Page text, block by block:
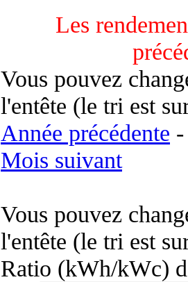
Les
Vous pouvez
l'entête (le tri est
Année précédente -
Mois suivant
Vous pouvez
l'entête (le tri est
Ratio (kWh/kWc)